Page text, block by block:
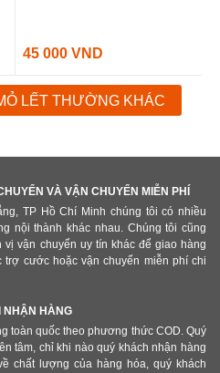
45 000 VND
LẾT THƯỜNG KHÁC
VÀ VẬN CHUYỂN MIỄN PHÍ
TP Hồ Chí Minh chúng tôi có nhiều
nội thành khác nhau. Chúng tôi cũng
vị vận chuyển uy tín khác để giao hàng
trợ cước hoặc vận chuyển miễn phí chi
NHẬN HÀNG
toàn quốc theo phương thức COD. Quý
tâm, chỉ khi nào quý khách nhận hàng
chất lượng của hàng hóa, quý khách